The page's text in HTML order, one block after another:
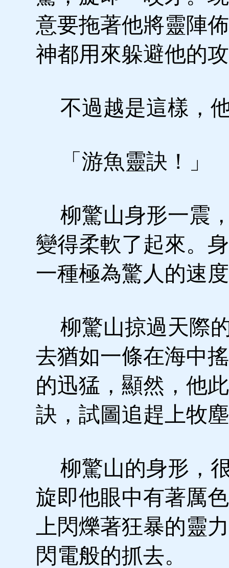
意要拖著他將靈陣
神都用來躲避他的
不過越是這樣，
「游魚靈訣！」
柳驚山身形一震
變得柔軟了起來。
一種極為驚人的速
柳驚山掠過天際
去猶如一條在海中
的迅猛，顯然，他
訣，試圖追趕上牧
柳驚山的身形，
旋即他眼中有著厲
上閃爍著狂暴的靈
閃電般的抓去。